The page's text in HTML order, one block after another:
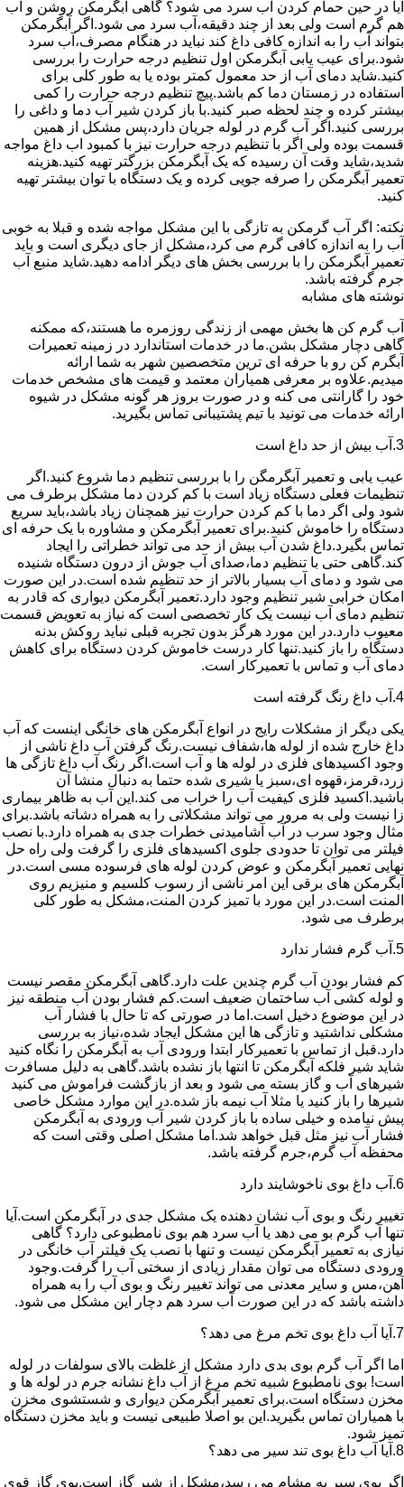
آیا در حین حمام کردن آب سرد می شود؟ گاهی آبگرمکن روشن و آب
هم گرم است ولی بعد از چند دقیقه،آب سرد می شود.اگر آبگرمکن
بتواند آب را به اندازه کافی داغ کند نباید در هنگام مصرف،آب سرد
شود.برای عیب یابی آبگرمکن اول تنظیم درجه حرارت را بررسی
کنید.شاید دمای آب از حد معمول کمتر بوده یا به طور کلی برای
استفاده در زمستان دما کم باشد.پیچ تنظیم درجه حرارت را کمی
بیشتر کرده و چند لحظه صبر کنید.با باز کردن شیر آب دما و داغی را
بررسی کنید.اگر آب گرم در لوله جریان دارد،پس مشکل از همین
قسمت بوده ولی اگر با تنظیم درجه حرارت نیز با کمبود اب داغ مواجه
شدید،شاید وقت آن رسیده که یک آبگرمکن بزرگتر تهیه کنید.هزینه
تعمیر آبگرمکن را صرفه جویی کرده و یک دستگاه با توان بیشتر تهیه
کنید.
نکته: اگر آب گرمکن به تازگی با این مشکل مواجه شده و قبلا به خوبی
آب را به اندازه کافی گرم می کرد،مشکل از جای دیگری است و باید
تعمیر آبگرمکن را با بررسی بخش های دیگر ادامه دهید.شاید منبع آب
جرم گرفته باشد.
نوشته های مشابه
آب گرم کن ها بخش مهمی از زندگی روزمره ما هستند،که ممکنه
گاهی دچار مشکل بشن.ما در خدمات استاندارد در زمینه تعمیرات
آبگرم کن رو با حرفه ای ترین متخصصین شهر به شما ارائه
میدیم.علاوه بر معرفی همیاران معتمد و قیمت های مشخص خدمات
خود را گارانتی می کنه و در صورت بروز هر گونه مشکل در شیوه
ارائه خدمات می تونید با تیم پشتیبانی تماس بگیرید.
3.آب بیش از حد داغ است
عیب یابی و تعمیر آبگرمگن را با بررسی تنظیم دما شروع کنید.اگر
تنظیمات فعلی دستگاه زیاد است با کم کردن دما مشکل برطرف می
شود ولی اگر دما با کم کردن حرارت نیز همچنان زیاد باشد،باید سریع
دستگاه را خاموش کنید.برای تعمیر آبگرمکن و مشاوره با یک حرفه ای
تماس بگیرد.داغ شدن آب بیش از حد می تواند خطراتی را ایجاد
کند.گاهی حتی با تنظیم دما،صدای آب جوش از درون دستگاه شنیده
می شود و دمای آب بسیار بالاتر از حد تنظیم شده است.در این صورت
امکان خرابی شیر تنظیم وجود دارد.تعمیر آبگرمکن دیواری که قادر به
تنظیم دمای آب نیست یک کار تخصصی است که نیاز به تعویض قسمت
معیوب دارد.در این مورد هرگز بدون تجربه قبلی نباید روکش بدنه
دستگاه را باز کنید.تنها کار درست خاموش کردن دستگاه برای کاهش
دمای آب و تماس با تعمیرکار است.
4.آب داغ رنگ گرفته است
یکی دیگر از مشکلات رایج در انواع آبگرمکن های خانگی اینست که آب
داغ خارج شده از لوله ها،شفاف نیست.رنگ گرفتن آب داغ ناشی از
وجود اکسیدهای فلزی در لوله ها و آب است.اگر رنگ آب داغ تازگی ها
زرد،قرمز،قهوه ای،سبز یا شیری شده حتما به دنبال منشا آن
باشید.اکسید فلزی کیفیت آب را خراب می کند.این آب به ظاهر بیماری
زا نیست ولی به مرور می تواند مشکلاتی را به همراه دشاته باشد.برای
مثال وجود سرب در آب آشامیدنی خطرات جدی به همراه دارد.با نصب
فیلتر می توان تا حدودی جلوی اکسیدهای فلزی را گرفت ولی راه حل
نهایی تعمیر آبگرمکن و عوض کردن لوله های فرسوده مسی است.در
آبگرمکن های برقی این امر ناشی از رسوب کلسیم و منیزیم روی
المنت است.در این مورد با تمیز کردن المنت،مشکل به طور کلی
برطرف می شود.
5.آب گرم فشار ندارد
کم فشار بودن آب گرم چندین علت دارد.گاهی آبگرمکن مقصر نیست
و لوله کشی آب ساختمان ضعیف است.کم فشار بودن آب منطقه نیز
در این موضوع دخیل است.اما در صورتی که تا حال با فشار آب
مشکلی نداشتید و تازگی ها این مشکل ایجاد شده،نیاز به بررسی
دارد.قبل از تماس با تعمیرکار ابتدا ورودی آب به آبگرمکن را نگاه کنید
شاید شیر فلکه آبگرمکن تا انتها باز نشده باشد.گاهی به دلیل مسافرت
شیرهای آب و گاز بسته می شود و بعد از بازگشت فراموش می کنید
شیرها را باز کنید یا مثلا آب نیمه باز شده.در این موارد مشکل خاصی
پیش نیامده و خیلی ساده با باز کردن شیر آب ورودی به آبگرمکن
فشار آب نیز مثل قبل خواهد شد.اما مشکل اصلی وقتی است که
محفظه آب گرم،جرم گرفته باشد.
6.آب داغ بوی ناخوشایند دارد
تغییر رنگ و بوی آب نشان دهنده یک مشکل جدی در آبگرمکن است.آیا
تنها آب گرم بو می دهد یا آب سرد هم بوی نامطبوعی دارد؟ گاهی
نیازی به تعمیر آبگرمکن نیست و تنها با نصب یک فیلتر آب خانگی در
ورودی دستگاه می توان مقدار زیادی از سختی آب را گرفت.وجود
آهن،مس و سایر معدنی می تواند تغییر رنگ و بوی آب را به همراه
داشته باشد که در این صورت آب سرد هم دچار این مشکل می شود.
7.آیا آب داغ بوی تخم مرغ می دهد؟
اما اگر آب گرم بوی بدی دارد مشکل از غلظت بالای سولفات در لوله
است! بوی نامطبوع شبیه تخم مرغ از آب داغ نشانه جرم در لوله ها و
مخزن دستگاه است.برای تعمیر آبگرمکن دیواری و شستشوی مخزن
با همیاران تماس بگیرید.این بو اصلا طبیعی نیست و باید مخزن دستگاه
تمیز شود.
8.آیا آب داغ بوی تند سیر می دهد؟
اگر بوی سیر به مشام می رسد،مشکل از شیر گاز است.بوی گاز قوی